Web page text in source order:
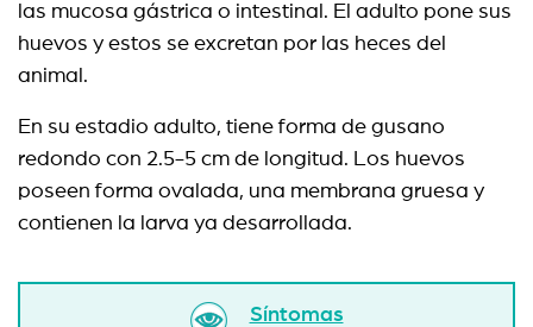
las mucosa gástrica o intestinal. El adulto pone sus
huevos y estos se excretan por las heces del
animal.
En su estadio adulto, tiene forma de gusano
redondo con 2.5-5 cm de longitud. Los huevos
poseen forma ovalada, una membrana gruesa y
contienen la larva ya desarrollada.
Síntomas